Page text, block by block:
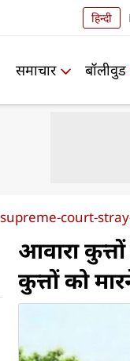
हिन्दी
समाचार बॉलीवुड
supreme-court-
आवारा
कुत्तों को